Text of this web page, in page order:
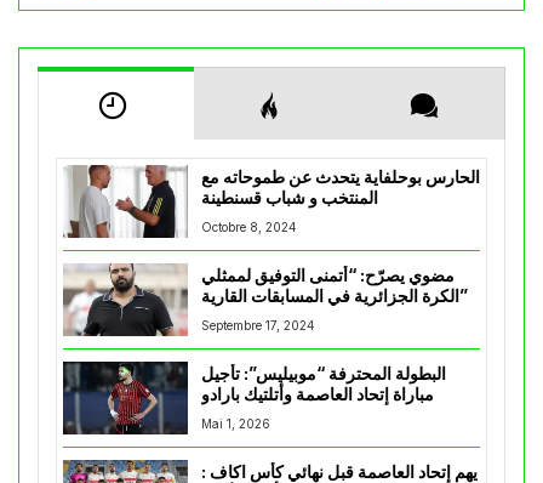
الحارس بوحلفاية يتحدث عن طموحاته مع
المنتخب و شباب قسنطينة
Octobre 8, 2024
مضوي يصرّح: “أتمنى التوفيق لممثلي
الكرة الجزائرية في المسابقات القارية”
Septembre 17, 2024
البطولة المحترفة “موبيليس”: تأجيل
مباراة إتحاد العاصمة وأتلتيك بارادو
Mai 1, 2026
يهم إتحاد العاصمة قبل نهائي كأس اكاف :